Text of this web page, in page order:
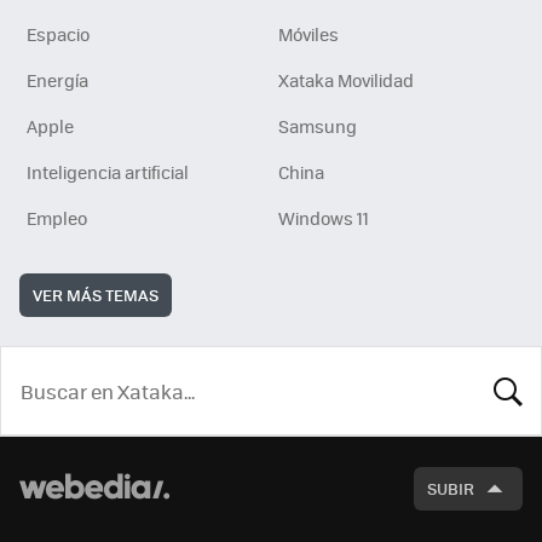
Espacio
Móviles
Energía
Xataka Movilidad
Apple
Samsung
Inteligencia artificial
China
Empleo
Windows 11
VER MÁS TEMAS
SUBIR